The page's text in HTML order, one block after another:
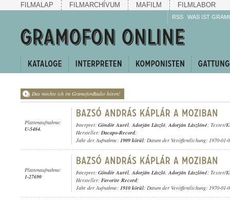
FILMALAP FILMARCHÍVUM MAFILM FILMLABOR
RSS WAS IST
Das möchte ich im GramofonRadio hören!
Plattenaufnahme:
U-5484.
Interpret: Göndör Aurél,Adorján László,Adorján Lászlóné; Texter/
Hersteller:Dacapo-Record;
Jahr der Aufnahme: 1909 körül; Datum der Veröffentlichung: 1970-01-
Plattenaufnahme:
1-27690
Interpret: Göndör Aurél,Adorján László,Adorján Lászlóné; Texter/
Hersteller: Favorite Record;
Jahr der Aufnahme: 1910 körül; Datum der Veröffentlichung: 1970-01-